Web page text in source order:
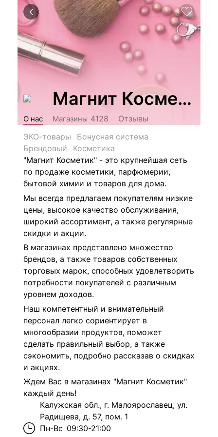
Магнит Косметик
О нас Магазины 4128
Отзывы
ЭКО-товары
Бонусная система
Брендовый
Косметика
"Магнит Косметик" - это крупнейшая сеть
по продаже косметики, парфюмерии,
бытовой химии и товаров для дома.
Мы всегда предлагаем покупателям низкие
цены, высокое качество обслуживания,
широкий ассортимент, а также регулярные
скидки и акции.
В магазинах представлено множество
брендов, а также товаров собственных
торговых марок, способных удовлетворить
потребности покупателей с различным
уровнем доходов.
Наш компетентный и внимательный
персонал легко сориентирует в
многообразии продуктов, поможет
сделать правильный выбор, а также
сэкономить, подробно рассказав о скидках
и акциях.
Ждем Вас в магазинах "Магнит Косметик"
каждый день!
Калужская обл., г. Малоярославец, ул.
Радищева, д. 57, пом. 1
Пн-Вс 09:30-21:00